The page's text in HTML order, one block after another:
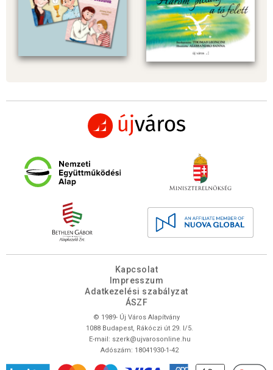
Kapcsolat
Impresszum
Adatkezelési szabályzat
ÁSZF
© 1989- Új Város Alapítvány
1088 Budapest, Rákóczi út 29. I/5.
E-mail: szerk@ujvarosonline.hu
Adószám: 18041930-1-42